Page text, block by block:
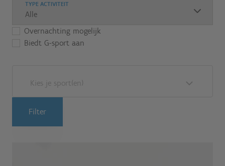
TYPE ACTIVITEIT
Overnachting mogelijk
Biedt G-sport aan
Kies je sport(en)
Filter